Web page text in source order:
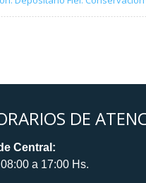
DE
Central:
a 17:00 Hs.